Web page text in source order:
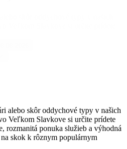
alebo skôr oddychové typy v našich
Veľkom Slavkove si určite prídete
rozmanitá ponuka služieb a výhodná
skok k rôznym populárnym